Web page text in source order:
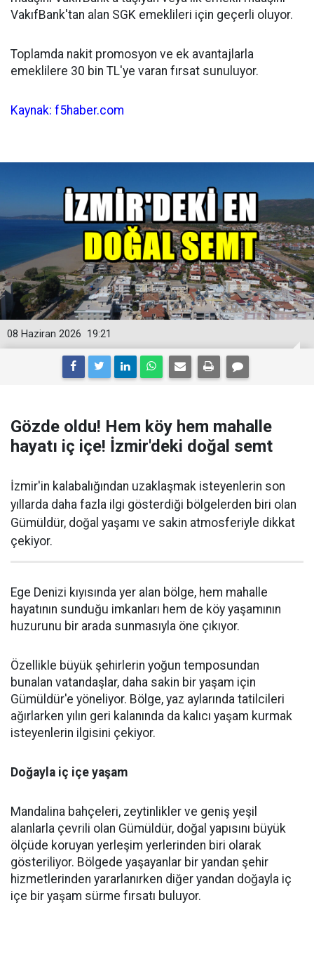
VakıfBank'tan alan SGK emeklileri için geçerli oluyor.
Toplamda nakit promosyon ve ek avantajlarla
emeklilere 30 bin TL'ye varan fırsat sunuluyor.
Kaynak: f5haber.com
19:21
08 Haziran 2026
Gözde oldu! Hem köy hem mahalle
hayatı iç içe! İzmir'deki doğal semt
İzmir'in kalabalığından uzaklaşmak isteyenlerin son
yıllarda daha fazla ilgi gösterdiği bölgelerden biri olan
Gümüldür, doğal yaşamı ve sakin atmosferiyle dikkat
çekiyor.
Ege Denizi kıyısında yer alan bölge, hem mahalle
hayatının sunduğu imkanları hem de köy yaşamının
huzurunu bir arada sunmasıyla öne çıkıyor.
Özellikle büyük şehirlerin yoğun temposundan
bunalan vatandaşlar, daha sakin bir yaşam için
Gümüldür'e yöneliyor. Bölge, yaz aylarında tatilcileri
ağırlarken yılın geri kalanında da kalıcı yaşam kurmak
isteyenlerin ilgisini çekiyor.
Doğayla iç içe yaşam
Mandalina bahçeleri, zeytinlikler ve geniş yeşil
alanlarla çevrili olan Gümüldür, doğal yapısını büyük
ölçüde koruyan yerleşim yerlerinden biri olarak
gösteriliyor. Bölgede yaşayanlar bir yandan şehir
hizmetlerinden yararlanırken diğer yandan doğayla iç
içe bir yaşam sürme fırsatı buluyor.